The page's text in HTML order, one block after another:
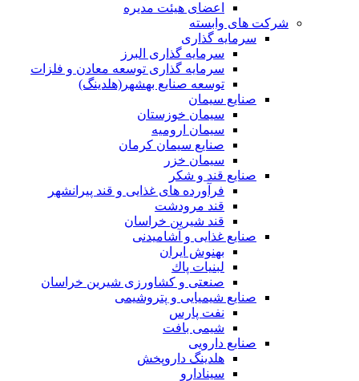
اعضای هیئت مدیره
شرکت های وابسته
سرمایه گذاری
سرمایه گذاری البرز
سرمایه گذاری توسعه معادن و فلزات
توسعه‌ صنایع‌ بهشهر(هلدینگ)
صنایع سیمان
سیمان خوزستان
سیمان ارومیه
صنایع سیمان کرمان
سیمان خزر
صنایع قند و شکر
فرآورده های غذایی و قند پیرانشهر
قند مرودشت
قند شیرین خراسان
صنایع غذايی و آشاميدنی
بهنوش ایران
لبنيات پاك
صنعتی و کشاورزی شیرین خراسان
صنایع شیمیایی و پتروشیمی
نفت پارس
شیمی بافت
صنایع دارویی
هلدینگ داروپخش
سینادارو